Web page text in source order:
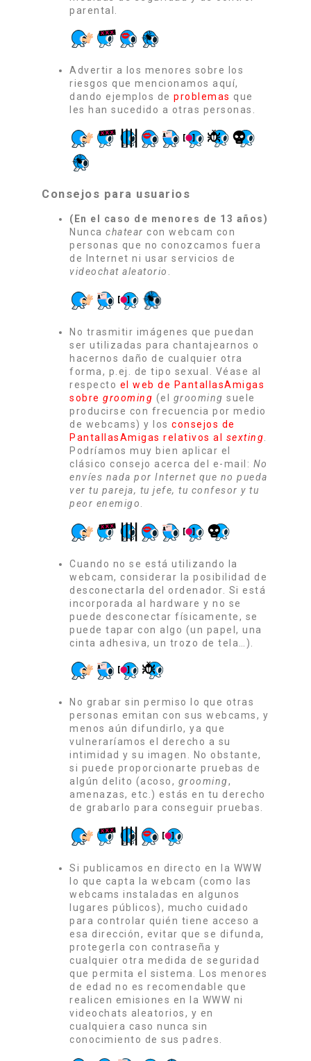
parental.
Advertir a los menores sobre los
riesgos que mencionamos aquí,
dando ejemplos de problemas que
les han sucedido a otras personas.
Consejos para usuarios
(En el caso de menores de 13 años)
Nunca chatear con webcam con
personas que no conozcamos fuera
de Internet ni usar servicios de
videochat aleatorio
No trasmitir imágenes que puedan
ser utilizadas para chantajearnos o
hacernos daño de cualquier otra
forma, p.ej. de tipo sexual. Véase al
respecto el web de PantallasAmigas
sobre grooming (el grooming suele
producirse con frecuencia por medio
de webcams) y los consejos de
PantallasAmigas relativos al sexting
Podríamos muy bien aplicar el
clásico consejo acerca del e-mail: No
envíes nada por Internet que no pueda
ver tu pareja, tu jefe, tu confesor y tu
peor enemigo
Cuando no se está utilizando la
webcam, considerar la posibilidad de
desconectarla del ordenador. Si está
incorporada al hardware y no se
puede desconectar físicamente, se
puede tapar con algo (un papel, una
cinta adhesiva, un trozo de tela…).
No grabar sin permiso lo que otras
personas emitan con sus webcams, y
menos aún difundirlo, ya que
vulneraríamos el derecho a su
intimidad y su imagen. No obstante,
si puede proporcionarte pruebas de
algún delito (acoso, grooming,
amenazas, etc.) estás en tu derecho
de grabarlo para conseguir pruebas.
Si publicamos en directo en la WWW
lo que capta la webcam (como las
webcams instaladas en algunos
lugares públicos), mucho cuidado
para controlar quién tiene acceso a
esa dirección, evitar que se difunda,
protegerla con contraseña y
cualquier otra medida de seguridad
que permita el sistema. Los menores
de edad no es recomendable que
realicen emisiones en la WWW ni
videochats aleatorios, y en
cualquiera caso nunca sin
conocimiento de sus padres.